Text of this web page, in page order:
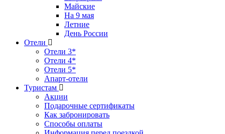
Майские
На 9 мая
Летние
День России
Отели
Отели 3*
Отели 4*
Отели 5*
Апарт-отели
Туристам
Акции
Подарочные сертификаты
Как забронировать
Способы оплаты